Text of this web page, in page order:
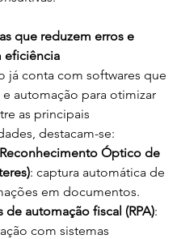
que reduzem erros e
eficiência
já conta com softwares que
e automação para otimizar
as principais
destacam-se:
Óptico de
: captura automática de
em documentos.
de automação fiscal (RPA):
com sistemas